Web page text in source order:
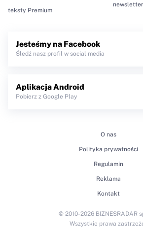
teksty Premium
newsletter
Jesteśmy na Facebook
Śledź nasz profil w social media
Aplikacja Android
Pobierz z Google Play
O nas
Polityka prywatności
Regulamin
Reklama
Kontakt
© 2010-2026 BIZNESRADAR
Wszystkie prawa